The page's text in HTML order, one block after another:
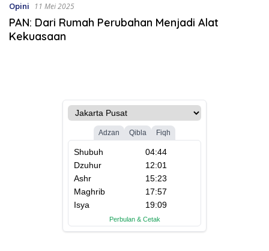
Opini 11 Mei 2025
PAN: Dari Rumah Perubahan Menjadi Alat
Kekuasaan